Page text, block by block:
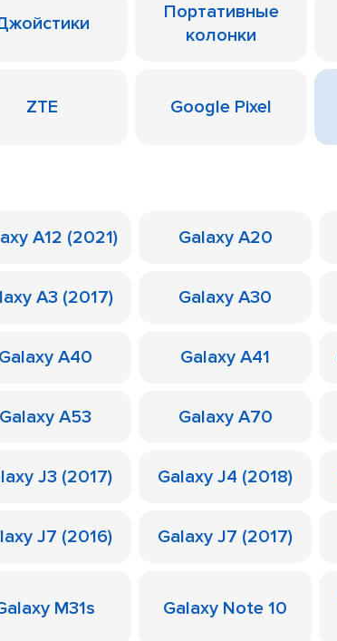
Портативные
колонки
ZTE Google Pixel
A12 (2021) Galaxy A20
A3 (2017) Galaxy A30
Galaxy A40 Galaxy A41
Galaxy A53 Galaxy A70
J3 (2017) Galaxy J4 (2018)
J7 (2016) Galaxy J7 (2017)
M31s Galaxy Note 10